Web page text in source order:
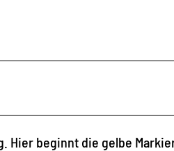
Hier beginnt die gelbe